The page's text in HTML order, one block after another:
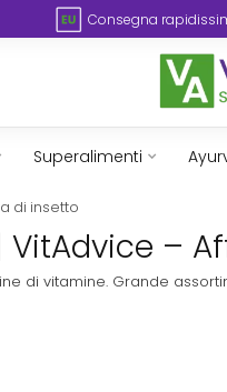
Consegna
Superalimenti
di insetto
–
di vitamine. Grande